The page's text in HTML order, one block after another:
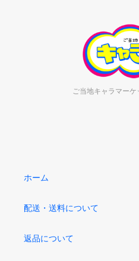
ご当地キャラマーケ
ホーム
配送・送料について
返品について